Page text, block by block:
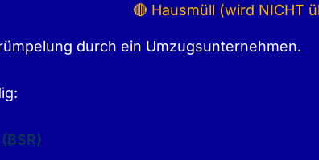
🔴 Hausmüll (wird NICHT
durch ein Umzugsunternehmen.